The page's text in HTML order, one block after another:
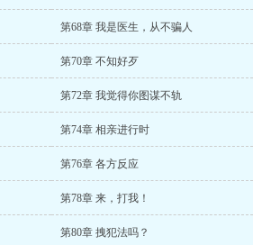
第68章 我是医生，从不骗人
第70章 不知好歹
第72章 我觉得你图谋不轨
第74章 相亲进行时
第76章 各方反应
第78章 来，打我！
第80章 拽犯法吗？